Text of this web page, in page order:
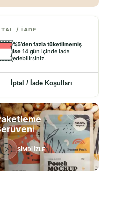
/ İADE
%5’den fazla tüketilmemiş
ise 14 gün içinde iade
edebilirsiniz.
İptal / İade Koşulları
ŞİMDİ İZLE